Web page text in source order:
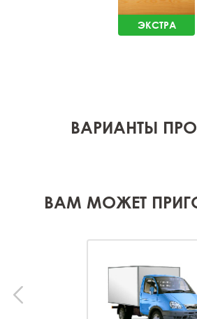
ЭКСТРА
ВАРИАНТЫ
ВАМ МОЖЕТ